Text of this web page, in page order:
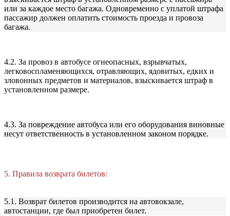
или за каждое место багажа. Одновременно с уплатой штрафа
пассажир должен оплатить стоимость проезда и провоза
багажа.
4.2. За провоз в автобусе огнеопасных, взрывчатых,
легковоспламеняющихся, отравляющих, ядовитых, едких и
зловонных предметов и материалов, взыскивается штраф в
установленном размере.
4.3. За повреждение автобуса или его оборудования виновные
несут ответственность в установленном законом порядке.
5. Правила возврата билетов:
5.1. Возврат билетов производится на автовокзале,
автостанции, где был приобретен билет.